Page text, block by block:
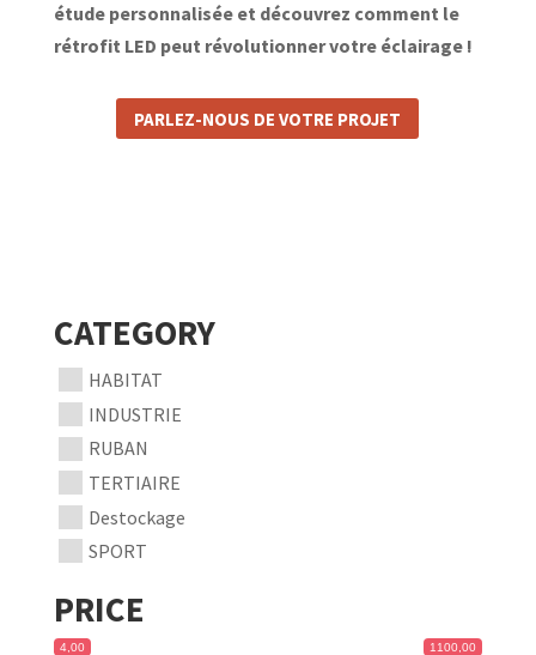
étude personnalisée et découvrez comment le
rétrofit LED peut révolutionner votre éclairage !
PARLEZ-NOUS DE VOTRE PROJET
CATEGORY
HABITAT
INDUSTRIE
RUBAN
TERTIAIRE
Destockage
SPORT
PRICE
4,00 1100,00